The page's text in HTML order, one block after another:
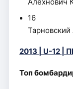
16
2013 | U-12 |
Топ